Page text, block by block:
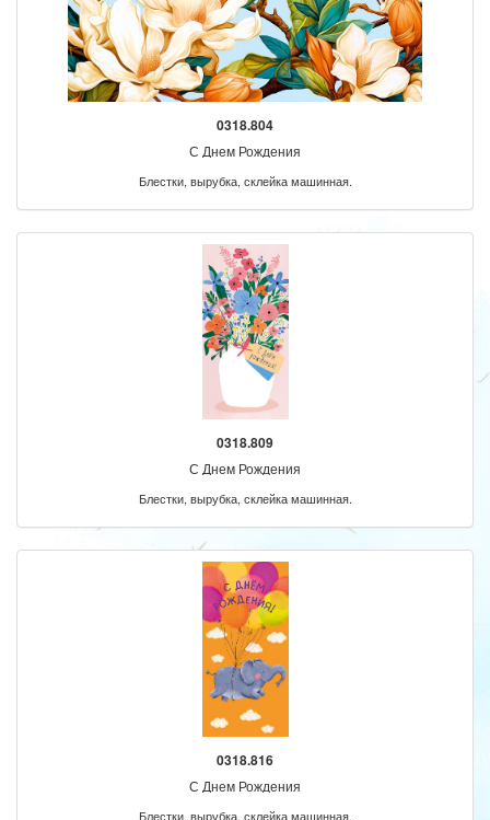
0318.804
С Днем Рождения
Блестки, вырубка, склейка машинная.
0318.809
С Днем Рождения
Блестки, вырубка, склейка машинная.
0318.816
С Днем Рождения
Блестки, вырубка, склейка машинная.